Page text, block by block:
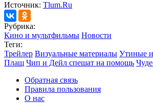
Источник: Tlum.Ru
Рубрика:
Кино и мультфильмы Новости
Теги:
Трейлер Визуальные материалы Утиные
Плащ Чип и Дейл спешат на помощь
Обратная связь
Правила пользования
О нас